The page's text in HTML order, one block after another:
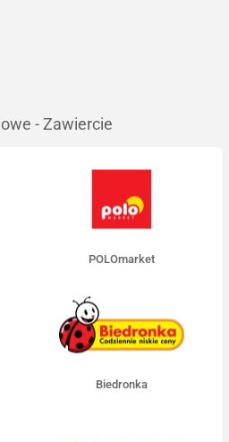
- Zawiercie
POLOmarket
Biedronka